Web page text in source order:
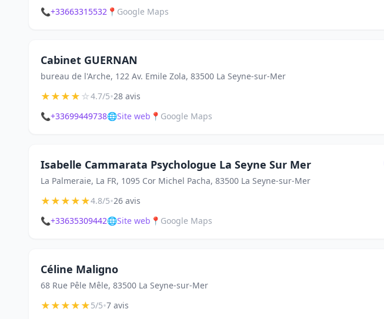
📞+33663315532 📍 Google Maps
Cabinet GUERNAN
bureau de l'Arche, 122 Av. Emile Zola, 83500 La Seyne-sur-Mer
★★★★☆4.7/5•28 avis
📞+33699449738🌐Site web 📍 Google Maps
Isabelle Cammarata Psychologue La Seyne Sur Mer
La Palmeraie, La FR, 1095 Cor Michel Pacha, 83500 La Seyne-sur-Mer
★★★★★4.8/5•26 avis
📞+33635309442🌐Site web 📍 Google Maps
Céline Maligno
68 Rue Pêle Mêle, 83500 La Seyne-sur-Mer
★★★★★5/5•7 avis